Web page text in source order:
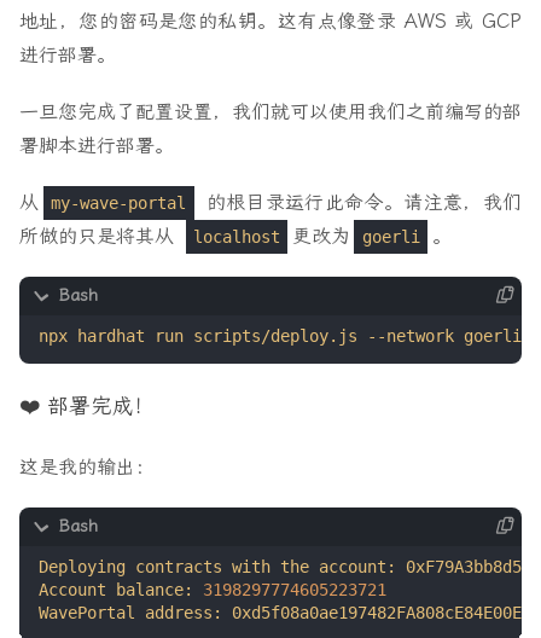
地址，您的密码是您的私钥。这有点像登录 AWS 或 GCP
进行部署。
一旦您完成了配置设置，我们就可以使用我们之前编写的部
署脚本进行部署。
从 my-wave-portal
的根目录运行此命令。请注意，我们
所做的只是将其从
localhost 更改为 goerli 。
❤️ 部署完成！
这是我的输出：
Account balance: 3198297774605223721